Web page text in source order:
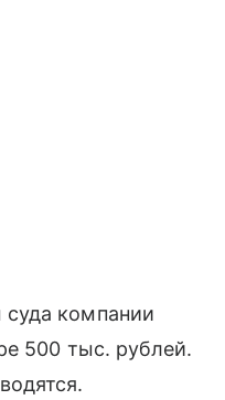
компании
500 тыс. рублей.